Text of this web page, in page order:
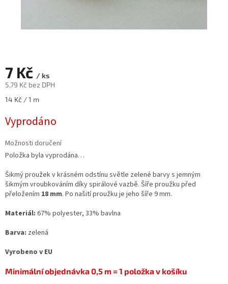
7 Kč / ks
5,79 Kč bez DPH
Měrná
14 Kč / 1 m
Vyprodáno
Možnosti doručení
Položka byla vyprodána…
Šikmý proužek v krásném odstínu světle zelené barvy s jemným
šikmým vroubkováním díky spirálové vazbě. Šíře proužku před
přeložením 18 mm. Po našití proužku je jeho šíře 9 mm.
Materiál: 67% polyester, 33% bavlna
Barva: zelená
Vyrobeno v EU
Minimální objednávka 0,5 m = 1 položka v košíku